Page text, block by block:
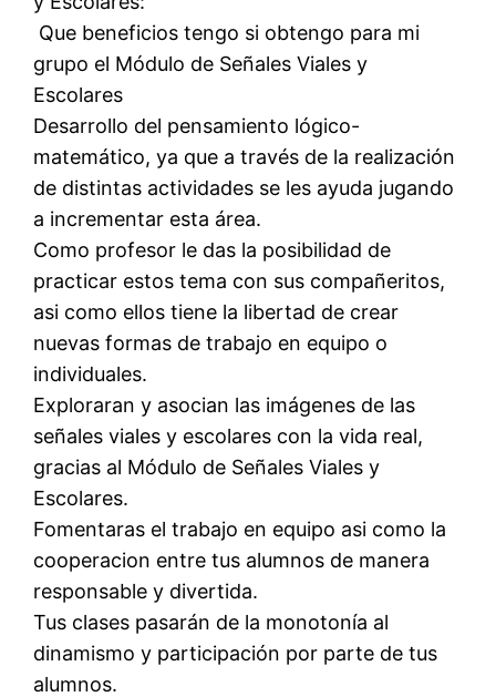
 Que beneficios tengo si obtengo para mi
grupo el Módulo de Señales Viales y
Escolares
Desarrollo del pensamiento lógico-
matemático, ya que a través de la realización
de distintas actividades se les ayuda jugando
a incrementar esta área.
Como profesor le das la posibilidad de
practicar estos tema con sus compañeritos,
asi como ellos tiene la libertad de crear
nuevas formas de trabajo en equipo o
individuales.
Exploraran y asocian las imágenes de las
señales viales y escolares con la vida real,
gracias al Módulo de Señales Viales y
Escolares.
Fomentaras el trabajo en equipo asi como la
cooperacion entre tus alumnos de manera
responsable y divertida.
Tus clases pasarán de la monotonía al
dinamismo y participación por parte de tus
alumnos.